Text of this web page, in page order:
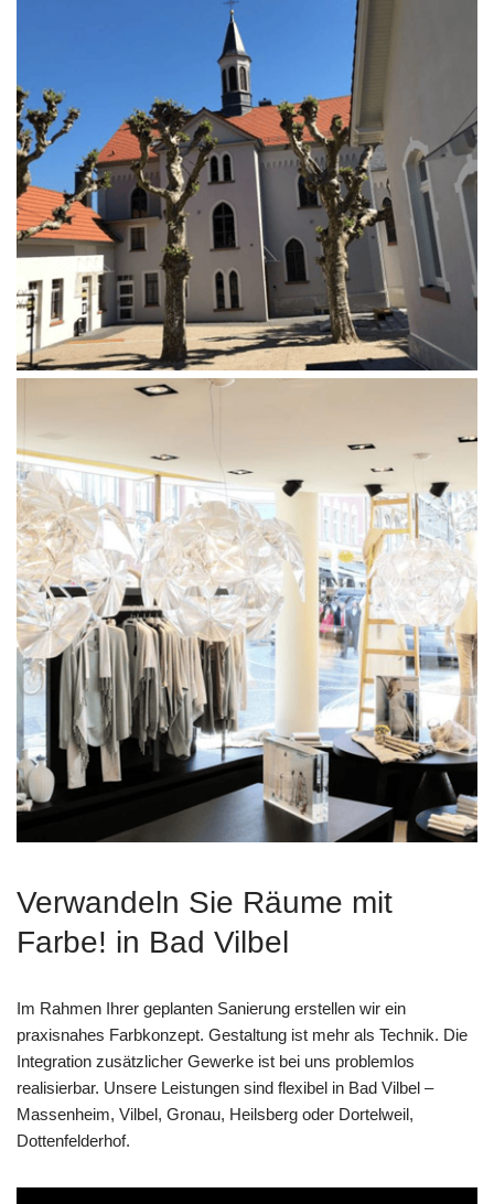
Verwandeln Sie Räume mit
Farbe! in Bad Vilbel
Im Rahmen Ihrer geplanten Sanierung erstellen wir ein
praxisnahes Farbkonzept. Gestaltung ist mehr als Technik. Die
Integration zusätzlicher Gewerke ist bei uns problemlos
realisierbar. Unsere Leistungen sind flexibel in Bad Vilbel –
Massenheim, Vilbel, Gronau, Heilsberg oder Dortelweil,
Dottenfelderhof.